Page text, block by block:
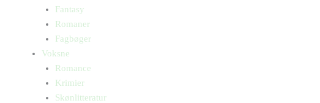
Fantasy
Romaner
Fagbøger
Voksne
Romance
Krimier
Skønlitteratur